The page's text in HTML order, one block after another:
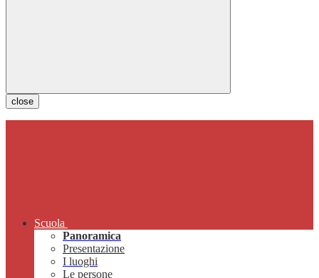
close
Scuola
Panoramica
Presentazione
I luoghi
Le persone